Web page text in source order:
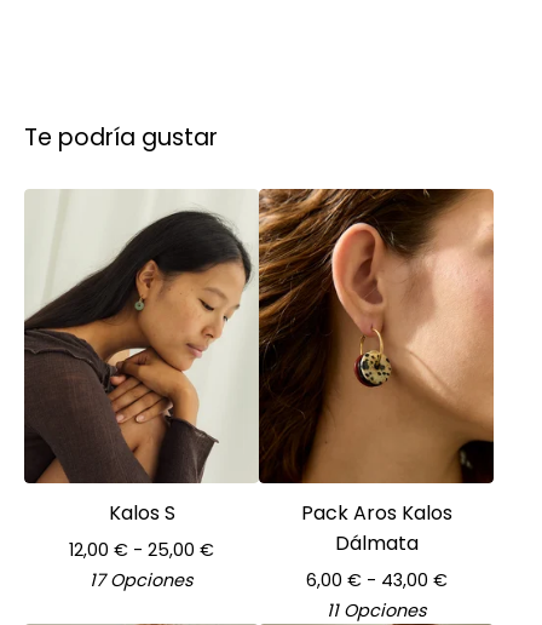
Te podría gustar
Kalos S
12,00 € - 25,00 €
17 Opciones
Pack Aros Kalos
Dálmata
6,00 €- 43,00 €
11 Opciones